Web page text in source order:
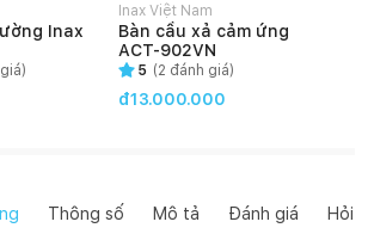
Inax
Inax Việt Nam
Bàn cầu xả cảm ứng
ACT-902VN
5 (2 đánh giá)
đ13.000.000
Thông số Mô tả Đánh giá Hỏi